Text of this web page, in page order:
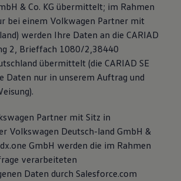
& Co. KG übermittelt; im Rahmen
bei einem Volkwagen Partner mit
werden Ihre Daten an die CARIAD
2, Brieffach 1080/2,38440
übermittelt (die CARIAD SE
Daten nur in unserem Auftrag und
Partner mit Sitz in
Volkswagen Deutsch-land GmbH &
GmbH werden die im Rahmen
verarbeiteten
Daten durch Salesforce.com